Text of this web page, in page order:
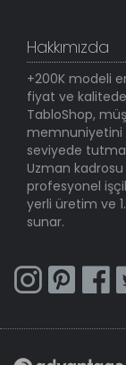
Hakkımızda
+200K modeli
fiyat ve
TabloShop,
memnuniyetini
seviyede
Uzman kadrosu
profesyonel
yerli üretim ve 1.
sunar.